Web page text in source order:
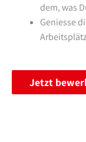
dem, was
Geniesse
Jetzt